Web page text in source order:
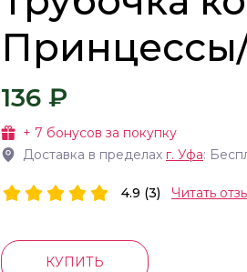
136 ₽
+ 7 бонусов за покупку
Доставка в пределах г. Уфа:
4.9 (3) Читать
КУПИТЬ